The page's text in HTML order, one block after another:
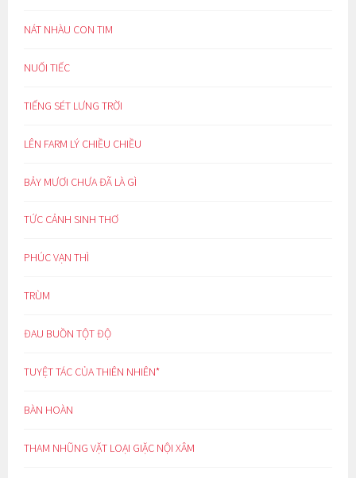
NÁT NHÀU CON TIM
NUỐI TIẾC
TIẾNG SÉT LƯNG TRỜI
LÊN FARM LÝ CHIỀU CHIỀU
BẢY MƯƠI CHƯA ĐÃ LÀ GÌ
TỨC CẢNH SINH THƠ
PHÚC VẠN THÌ
TRÙM
ĐAU BUỒN TỘT ĐỘ
TUYỆT TÁC CỦA THIÊN NHIÊN*
BÀN HOÀN
THAM NHŨNG VẶT LOẠI GIẶC NỘI XÂM